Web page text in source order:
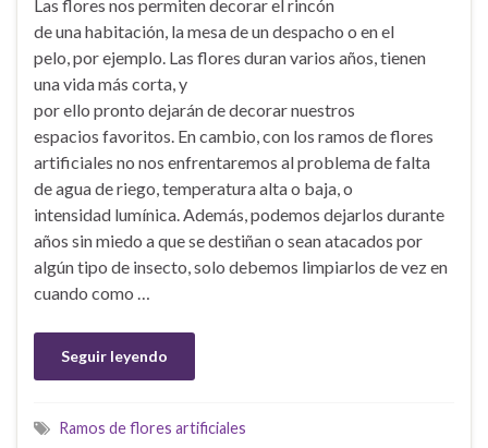
Las flores nos permiten decorar el rincón
de una habitación, la mesa de un despacho o en el
pelo, por ejemplo. Las flores duran varios años, tienen
una vida más corta, y
por ello pronto dejarán de decorar nuestros
espacios favoritos. En cambio, con los ramos de flores
artificiales no nos enfrentaremos al problema de falta
de agua de riego, temperatura alta o baja, o
intensidad lumínica. Además, podemos dejarlos durante
años sin miedo a que se destiñan o sean atacados por
algún tipo de insecto, solo debemos limpiarlos de vez en
cuando como …
Seguir leyendo
Ramos de flores artificiales